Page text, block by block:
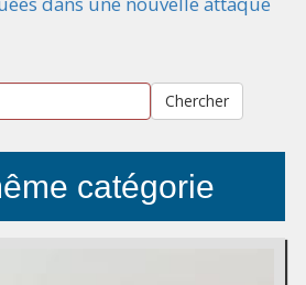
Chercher
catégorie